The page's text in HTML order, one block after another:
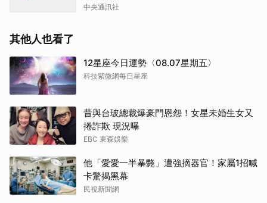
中央通訊社
其他人也看了
12星座今日運勢〈08.07星期五〉
科技紫微網每日星座
昔與台玻總裁爆豪門恩怨！女星未婚生女又
捲詐欺 現況曝
EBC 東森娛樂
他「愛愛一半暴斃」遭強摘器官！家屬1招喊
卡驚揭黑幕
民視新聞網